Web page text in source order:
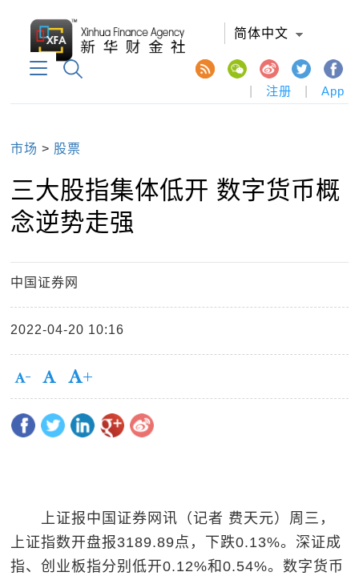
简体中文
注册 App
市场 > 股票
三大股指集体低开 数字货币概
念逆势走强
中国证券网
2022-04-20 10:16
上证报中国证券网讯（记者 费天元）周三，
上证指数开盘报3189.89点，下跌0.13%。深证成
指、创业板指分别低开0.12%和0.54%。数字货币